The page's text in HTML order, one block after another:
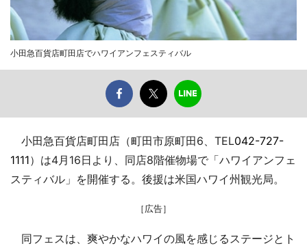
小田急百貨店町田店でハワイアンフェスティバル
小田急百貨店町田店（町田市原町田6、TEL042-727-
1111）は4月16日より、同店8階催物場で「ハワイアンフェ
スティバル」を開催する。後援は米国ハワイ州観光局。
［広告］
同フェスは、爽やかなハワイの風を感じるステージとト